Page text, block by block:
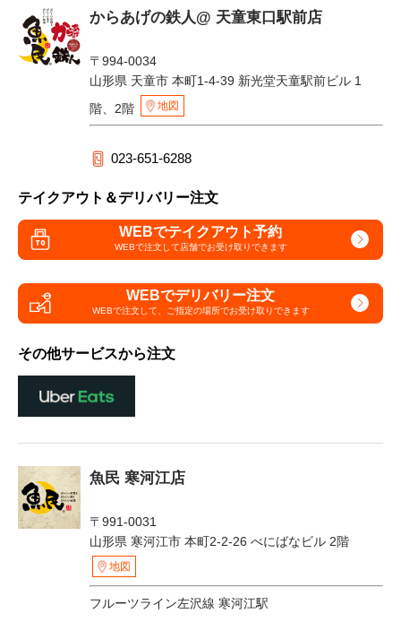
からあげの鉄人@ 天童東口駅前店
〒994-0034
山形県 天童市 本町1-4-39 新光堂天童駅前ビル 1
階、2階
地図
023-651-6288
テイクアウト＆デリバリー注文
WEBでテイクアウト予約
WEBで注文して店舗でお受け取りできます
WEBでデリバリー注文
WEBで注文して、 ご指定の場所でお受け取りできます
その他サービスから注文
魚民 寒河江店
〒991-0031
山形県 寒河江市 本町2-2-26 べにばなビル 2階
地図
フルーツライン左沢線 寒河江駅